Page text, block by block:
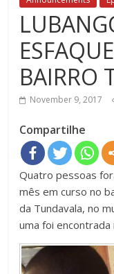
BAIRRO
November 9, 2017
Compartilhe
Quatro pessoas
mês em curso no
da Tundavala, no
uma foi encontrada